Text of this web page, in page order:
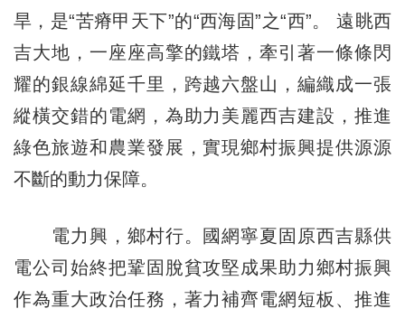
旱，是“苦瘠甲天下”的“西海固”之“西”。 遠眺西
吉大地，一座座高擎的鐵塔，牽引著一條條閃
耀的銀線綿延千里，跨越六盤山，編織成一張
縱橫交錯的電網，為助力美麗西吉建設，推進
綠色旅遊和農業發展，實現鄉村振興提供源源
不斷的動力保障。
電力興，鄉村行。國網寧夏固原西吉縣供
電公司始終把鞏固脫貧攻堅成果助力鄉村振興
作為重大政治任務，著力補齊電網短板、推進